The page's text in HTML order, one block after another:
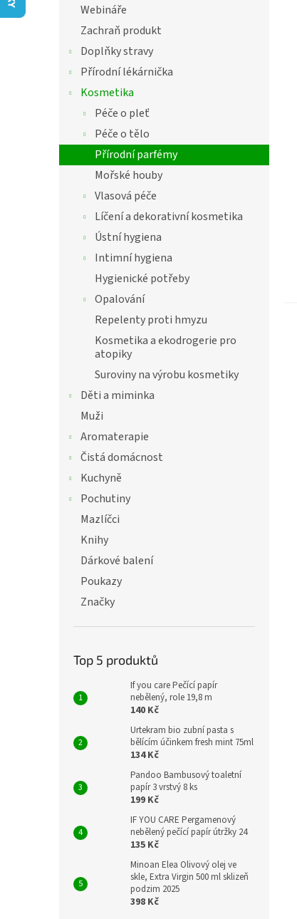
Webináře
Zachraň produkt
Doplňky stravy
Přírodní lékárnička
Kosmetika
Péče o pleť
Péče o tělo
Přírodní parfémy
Mořské houby
Vlasová péče
Líčení a dekorativní kosmetika
Ústní hygiena
Intimní hygiena
Hygienické potřeby
Opalování
Repelenty proti hmyzu
Kosmetika a ekodrogerie pro
atopiky
Suroviny na výrobu kosmetiky
Děti a miminka
Muži
Aromaterapie
Čistá domácnost
Kuchyně
Pochutiny
Mazlíčci
Knihy
Dárkové balení
Poukazy
Značky
Top 5 produktů
If you care Pečící papír
nebělený, role 19,8 m
140 Kč
Urtekram bio zubní pasta s
bělícím účinkem fresh mint 75ml
134 Kč
Pandoo Bambusový toaletní
papír 3 vrstvý 8 ks
199 Kč
IF YOU CARE Pergamenový
nebělený pečící papír útržky 24
135 Kč
Minoan Elea Olivový olej ve
skle, Extra Virgin 500 ml sklizeň
podzim 2025
398 Kč